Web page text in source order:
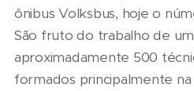
ônibus Volksbus, hoje o
São fruto do trabalho de
aproximadamente 500
formados principalmente na